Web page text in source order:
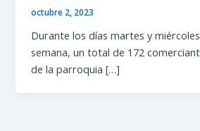
octubre 2, 2023
Durante los días martes y
semana, un total de 172
de la parroquia […]